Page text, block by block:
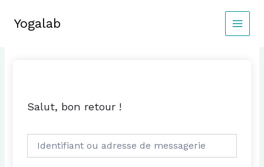
contenu
Yogalab
MAIN
Salut, bon retour !